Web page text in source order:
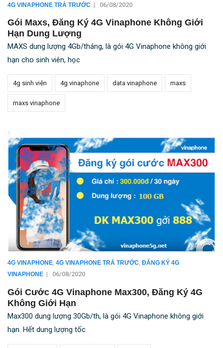
4G VINAPHONE TRẢ TRƯỚC | 06/08/2020
Gói Maxs, Đăng Ký 4G Vinaphone Không Giới
Hạn Dung Lượng
MAXS dung lượng 4Gb/tháng, là gói 4G Vinaphone không giới
hạn cho sinh viên, học
4g sinh viên 4g vinaphone data vinaphone maxs
maxs vinaphone
4G VINAPHONE, 4G VINAPHONE TRẢ TRƯỚC, ĐĂNG KÝ 4G
VINAPHONE | 06/08/2020
Gói Cước 4G Vinaphone Max300, Đăng Ký 4G
Không Giới Hạn
Max300 dung lượng 30Gb/th, là gói 4G Vinaphone không giới
hạn. Hết dung lượng tốc